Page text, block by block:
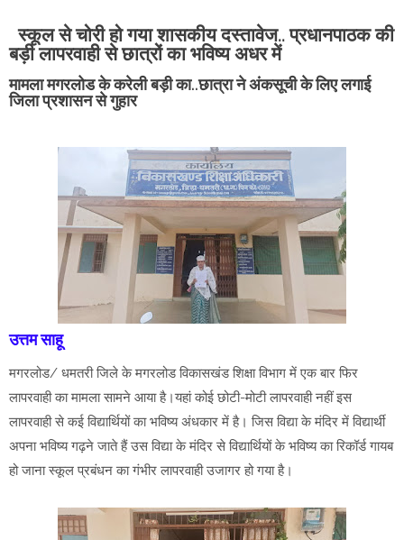
स्कूल से चोरी हो गया शासकीय दस्तावेज.. प्रधानपाठक की
बड़ी लापरवाही से छात्रों का भविष्य अधर में
मामला मगरलोड के करेली बड़ी का..छात्रा ने अंकसूची के लिए लगाई
जिला प्रशासन से गुहार
उत्तम साहू
मगरलोड/ धमतरी जिले के मगरलोड विकासखंड शिक्षा विभाग में एक बार फिर
लापरवाही का मामला सामने आया है।यहां कोई छोटी-मोटी लापरवाही नहीं इस
लापरवाही से कई विद्यार्थियों का भविष्य अंधकार में है। जिस विद्या के मंदिर में विद्यार्थी
अपना भविष्य गढ़ने जाते हैं उस विद्या के मंदिर से विद्यार्थियों के भविष्य का रिकॉर्ड गायब
हो जाना स्कूल प्रबंधन का गंभीर लापरवाही उजागर हो गया है।